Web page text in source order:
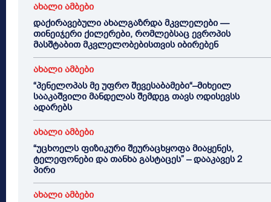
ახალი ამბები
დაქირავებული ახალგაზრდა მკვლელები —
თინეიჯერი ქილერები, რომლებსაც ევროპის
მასშტაბით მკვლელობებისთვის იბირებენ
ახალი ამბები
“პენელოპას მე უფრო შევესაბამები“–მიხეილ
სააკაშვილი მანდელას შემდეგ თავს ოდისევსს
ადარებს
ახალი ამბები
“უცხოელს ფიზიკური შეურაცხყოფა მიაყენეს,
ტელეფონები და თანხა გასტაცეს” – დააკავეს 2
პირი
ახალი ამბები